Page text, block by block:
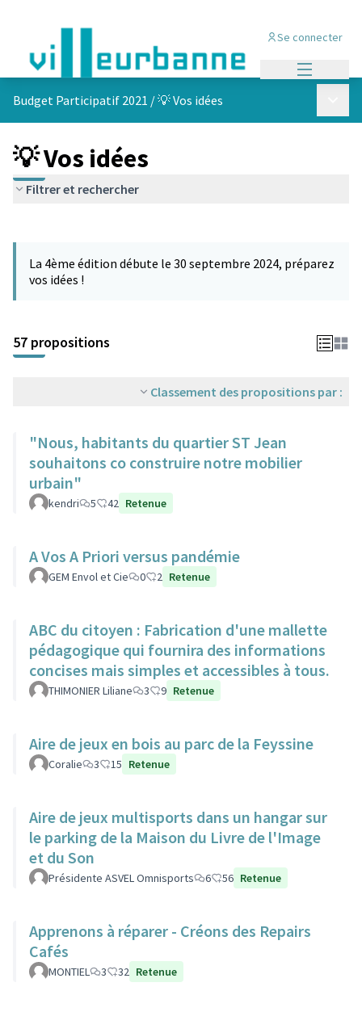
Se connecter
Budget Participatif 2021 /💡 Vos idées
💡 Vos idées
Filtrer et rechercher
La 4ème édition débute le 30 septembre 2024, préparez
vos idées !
57 propositions
Classement des propositions par :
"Nous, habitants du quartier ST Jean
souhaitons co construire notre mobilier
urbain"
kendri 5 42 Retenue
A Vos A Priori versus pandémie
GEM Envol et Cie 0 2 Retenue
ABC du citoyen : Fabrication d'une mallette
pédagogique qui fournira des informations
concises mais simples et accessibles à tous.
THIMONIER Liliane 3 9 Retenue
Aire de jeux en bois au parc de la Feyssine
Coralie 3 15 Retenue
Aire de jeux multisports dans un hangar sur
le parking de la Maison du Livre de l'Image
et du Son
Présidente ASVEL Omnisports 6 56 Retenue
Apprenons à réparer - Créons des Repairs
Cafés
MONTIEL 3 32 Retenue